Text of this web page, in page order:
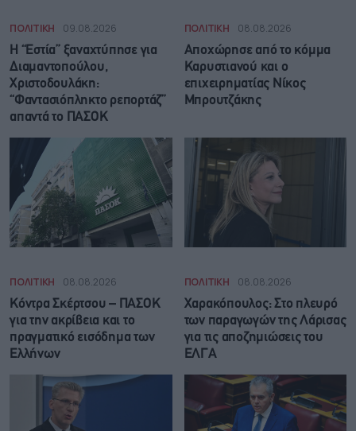
ΠΟΛΙΤΙΚΗ 09.08.2026
Η “Εστία” ξαναχτύπησε για
Διαμαντοπούλου,
Χριστοδουλάκη:
“Φαντασιόπληκτο ρεπορτάζ”
απαντά το ΠΑΣΟΚ
ΠΟΛΙΤΙΚΗ 08.08.2026
Αποχώρησε από το κόμμα
Καρυστιανού και ο
επιχειρηματίας Νίκος
Μπρουτζάκης
ΠΟΛΙΤΙΚΗ 08.08.2026
Κόντρα Σκέρτσου – ΠΑΣΟΚ
για την ακρίβεια και το
πραγματικό εισόδημα των
Ελλήνων
ΠΟΛΙΤΙΚΗ 08.08.2026
Χαρακόπουλος: Στο πλευρό
των παραγωγών της Λάρισας
για τις αποζημιώσεις του
ΕΛΓΑ